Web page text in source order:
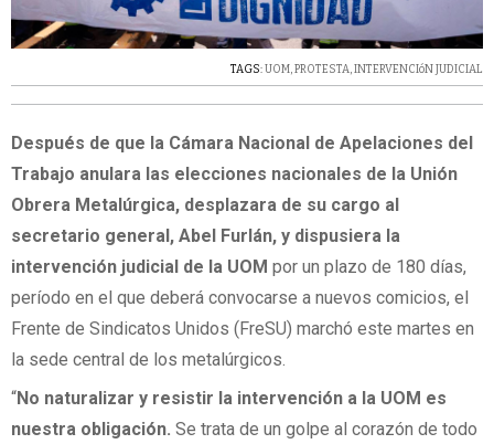
TAGS: UOM,PROTESTA,INTERVENCIóN JUDICIAL
Después de que la Cámara Nacional de Apelaciones del
Trabajo anulara las elecciones nacionales de la Unión
Obrera Metalúrgica, desplazara de su cargo al
secretario general, Abel Furlán, y dispusiera la
intervención judicial de la UOM por un plazo de 180 días,
período en el que deberá convocarse a nuevos comicios, el
Frente de Sindicatos Unidos (FreSU) marchó este martes en
la sede central de los metalúrgicos.
“No naturalizar y resistir la intervención a la UOM es
nuestra obligación. Se trata de un golpe al corazón de todo